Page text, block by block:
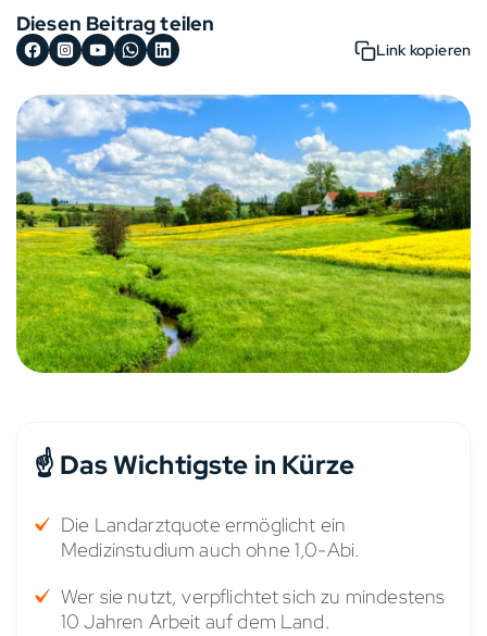
Diesen Beitrag teilen
Link kopieren
☝️ Das Wichtigste in Kürze
Die Landarztquote ermöglicht ein
Medizinstudium auch ohne 1,0-Abi.
Wer sie nutzt, verpflichtet sich zu mindestens
10 Jahren Arbeit auf dem Land.